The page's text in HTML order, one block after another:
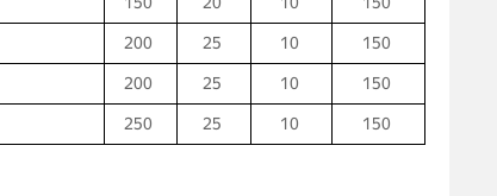
200 25 10 150
200 25 10 150
250 25 10 150